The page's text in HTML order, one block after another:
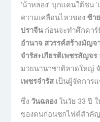
‘น้าหลอง’ บุกแดนใต้ชน
ความเคลื่อนไหวของ ซ้า
ปราจีน ก่อนจะทำศึกดา
อำนาจ สวรรค์สร้างมัญจ
จำรัส+เกียรติเพชรสัญจร
มวยนานาชาติหาดใหญ่
เพชรจำรัสเป็นผู้จัดการ
ซึ่ง วันฉลองในวัย 33 ปี
ของ​ตน​ก่อน​ชก​ไฟต์​สำ​คั